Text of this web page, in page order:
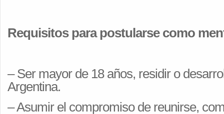
Requisitos para postularse como
– Ser mayor de 18 años, residir o
Argentina.
– Asumir el compromiso de reunirse,